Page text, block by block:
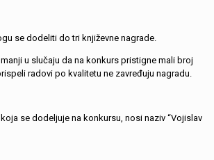
se dodeliti do tri književne nagrade.
u slučaju da na konkurs pristigne mali broj
radovi po kvalitetu ne zavređuju nagradu.
se dodeljuje na konkursu, nosi naziv “Vojislav